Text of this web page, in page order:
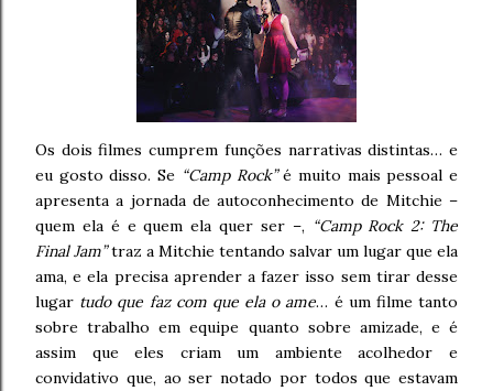
Os dois filmes cumprem funções narrativas distintas… e
eu gosto disso. Se “Camp Rock”é muito mais pessoal e
apresenta a jornada de autoconhecimento de Mitchie –
quem ela é e quem ela quer ser –, “Camp Rock 2: The
Final Jam”traz a Mitchie tentando salvar um lugar que ela
ama, e ela precisa aprender a fazer isso sem tirar desse
lugar tudo que faz com que ela o ame… é um filme tanto
sobre trabalho em equipe quanto sobre amizade, e é
assim que eles criam um ambiente acolhedor e
convidativo que, ao ser notado por todos que estavam